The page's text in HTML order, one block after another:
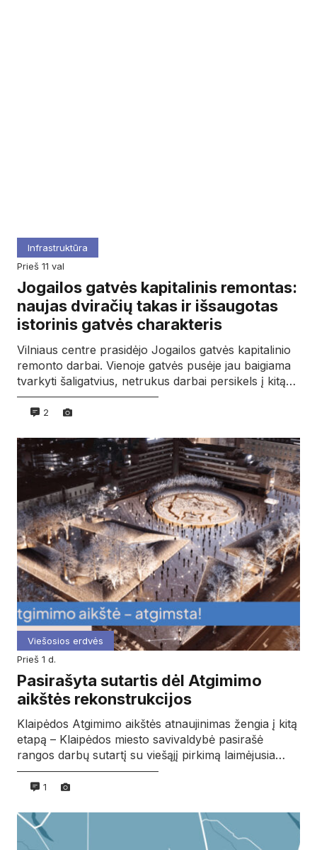
Infrastruktūra
prieš 11 val
Jogailos gatvės kapitalinis remontas:
naujas dviračių takas ir išsaugotas
istorinis gatvės charakteris
Vilniaus centre prasidėjo Jogailos gatvės kapitalinio
remonto darbai. Vienoje gatvės pusėje jau baigiama
tvarkyti šaligatvius, netrukus darbai persikels į kitą…
2
Viešosios erdvės
prieš 1 d.
Pasirašyta sutartis dėl Atgimimo
aikštės rekonstrukcijos
Klaipėdos Atgimimo aikštės atnaujinimas žengia į kitą
etapą – Klaipėdos miesto savivaldybė pasirašė
rangos darbų sutartį su viešąjį pirkimą laimėjusia…
1